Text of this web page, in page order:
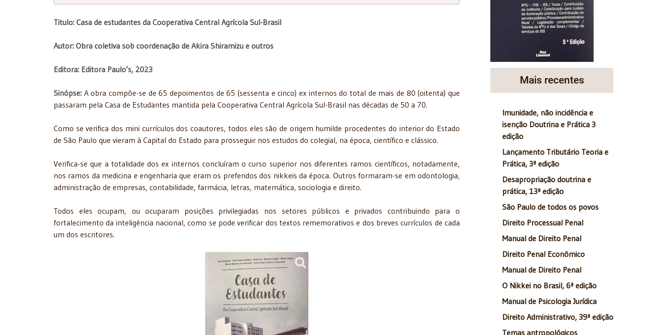
Titulo: Casa de estudantes da Cooperativa Central Agrícola Sul-Brasil
Autor: Obra coletiva sob coordenação de Akira Shiramizu e outros
Editora: Editora Paulo’s, 2023
Sinópse: A obra compõe-se de 65 depoimentos de 65 (sessenta e cinco) ex internos do total de mais de 80 (oitenta) que
passaram pela Casa de Estudantes mantida pela Cooperativa Central Agrícola Sul-Brasil nas décadas de 50 a 70.
Como se verifica dos mini currículos dos coautores, todos eles são de origem humilde procedentes do interior do Estado
de São Paulo que vieram à Capital do Estado para prosseguir nos estudos do colegial, na época, científico e clássico.
Verifica-se que a totalidade dos ex internos concluíram o curso superior nos diferentes ramos científicos, notadamente,
nos ramos da medicina e engenharia que eram os preferidos dos nikkeis da época. Outros formaram-se em odontologia,
administração de empresas, contabilidade, farmácia, letras, matemática, sociologia e direito.
Todos eles ocupam, ou ocuparam posições privilegiadas nos setores públicos e privados contribuindo para o
fortalecimento da inteligência nacional, como se pode verificar dos textos rememorativos e dos breves currículos de cada
um dos escritores.
Mais recentes
Imunidade, não incidência e
isenção Doutrina e Prática 3
edição
Lançamento Tributário Teoria e
Prática, 3ª edição
Desapropriação doutrina e
prática, 13ª edição
São Paulo de todos os povos
Direito Processual Penal
Manual de Direito Penal
Direito Penal Econômico
Manual de Direito Penal
O Nikkei no Brasil, 6ª edição
Manual de Psicologia Jurídica
Direito Administrativo, 39ª edição
Temas antropológicos